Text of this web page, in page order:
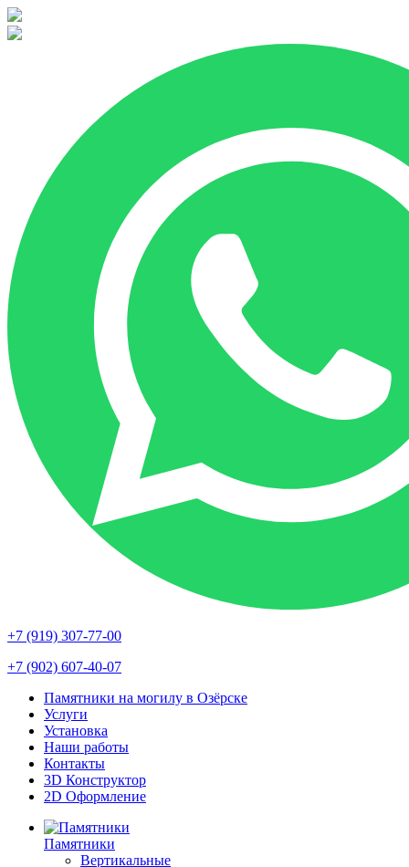
+7 (919) 307-77-00
+7 (902) 607-40-07
Памятники на могилу в Озёрске
Услуги
Установка
Наши работы
Контакты
3D Конструктор
2D Оформление
Памятники
Вертикальные